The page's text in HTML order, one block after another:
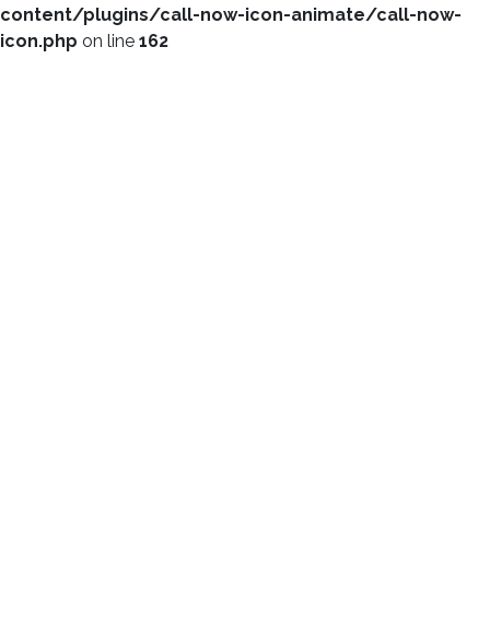
content/plugins/call-now-icon-animate/call-now-
icon.php on line 162